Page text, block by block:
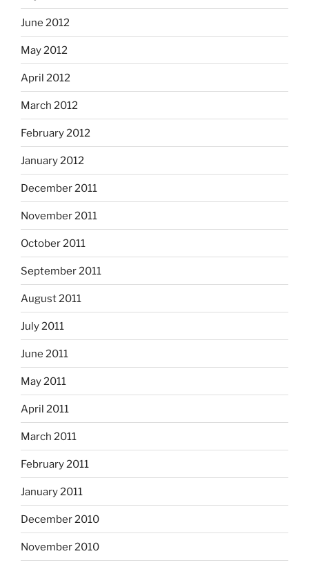
June 2012
May 2012
April 2012
March 2012
February 2012
January 2012
December 2011
November 2011
October 2011
September 2011
August 2011
July 2011
June 2011
May 2011
April 2011
March 2011
February 2011
January 2011
December 2010
November 2010